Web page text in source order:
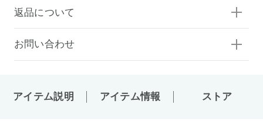
返品について
お問い合わせ
アイテム説明 アイテム情報 ストア